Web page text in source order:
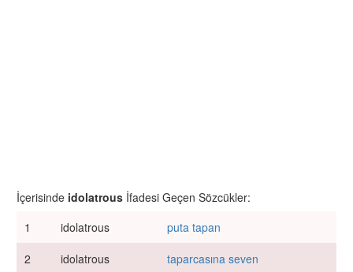
İçerisinde idolatrous İfadesi Geçen Sözcükler:
1
idolatrous
puta tapan
2
idolatrous taparcasına seven